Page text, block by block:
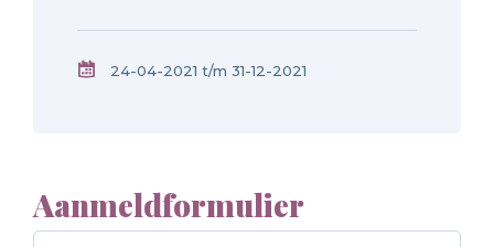
24-04-2021 t/m 31-12-2021
Aanmeldformulier